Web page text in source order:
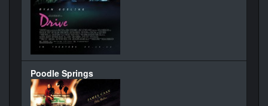
Poodle Springs